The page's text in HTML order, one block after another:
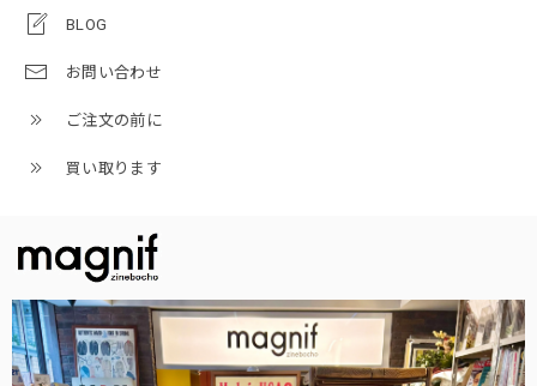
BLOG
お問い合わせ
ご注文の前に
買い取ります